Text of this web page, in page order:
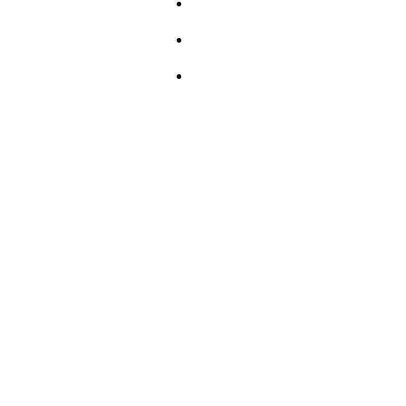
Events
Audioguide
Newsletter